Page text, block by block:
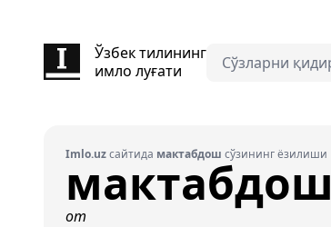
Ўзбек тилининг
имло луғати
Imlo.uzсайтида мактабдош сўзининг ёзилиши
мактабдош
от